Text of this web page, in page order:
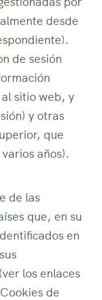
desde
de sesión
sitio web, y
y otras
que
años).
de las
que, en su
en
los enlaces
de